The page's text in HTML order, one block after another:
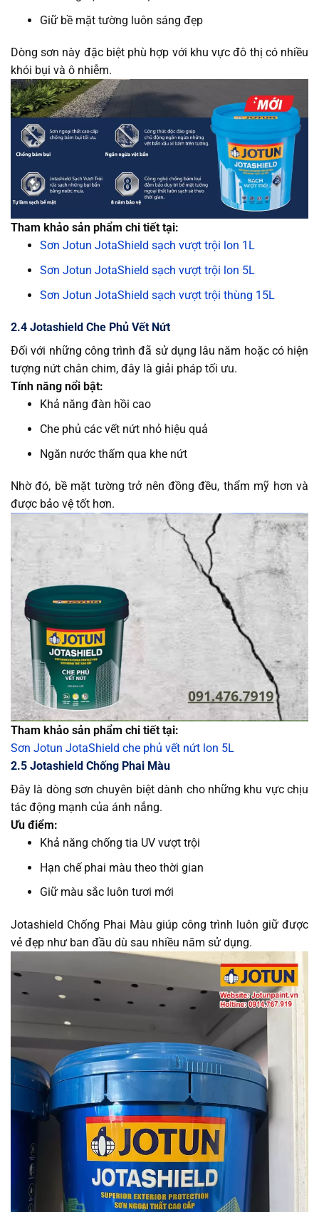
Giữ bề mặt tường luôn sáng đẹp
Dòng sơn này đặc biệt phù hợp với khu vực đô thị có nhiều
khói bụi và ô nhiễm.
Tham khảo sản phẩm chi tiết tại:
Sơn Jotun JotaShield sạch vượt trội lon 1L
Sơn Jotun JotaShield sạch vượt trội lon 5L
Sơn Jotun JotaShield sạch vượt trội thùng 15L
2.4 Jotashield Che Phủ Vết Nứt
Đối với những công trình đã sử dụng lâu năm hoặc có hiện
tượng nứt chân chim, đây là giải pháp tối ưu.
Tính năng nổi bật:
Khả năng đàn hồi cao
Che phủ các vết nứt nhỏ hiệu quả
Ngăn nước thấm qua khe nứt
Nhờ đó, bề mặt tường trở nên đồng đều, thẩm mỹ hơn và
được bảo vệ tốt hơn.
Tham khảo sản phẩm chi tiết tại:
Sơn Jotun JotaShield che phủ vết nứt lon 5L
2.5 Jotashield Chống Phai Màu
Đây là dòng sơn chuyên biệt dành cho những khu vực chịu
tác động mạnh của ánh nắng.
Ưu điểm:
Khả năng chống tia UV vượt trội
Hạn chế phai màu theo thời gian
Giữ màu sắc luôn tươi mới
Jotashield Chống Phai Màu giúp công trình luôn giữ được
vẻ đẹp như ban đầu dù sau nhiều năm sử dụng.